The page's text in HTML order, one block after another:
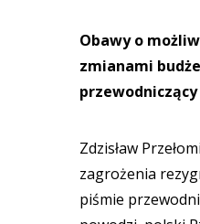
Obawy o
zmianami
przewodniczący
Zdzisław
zagrożenia
piśmie